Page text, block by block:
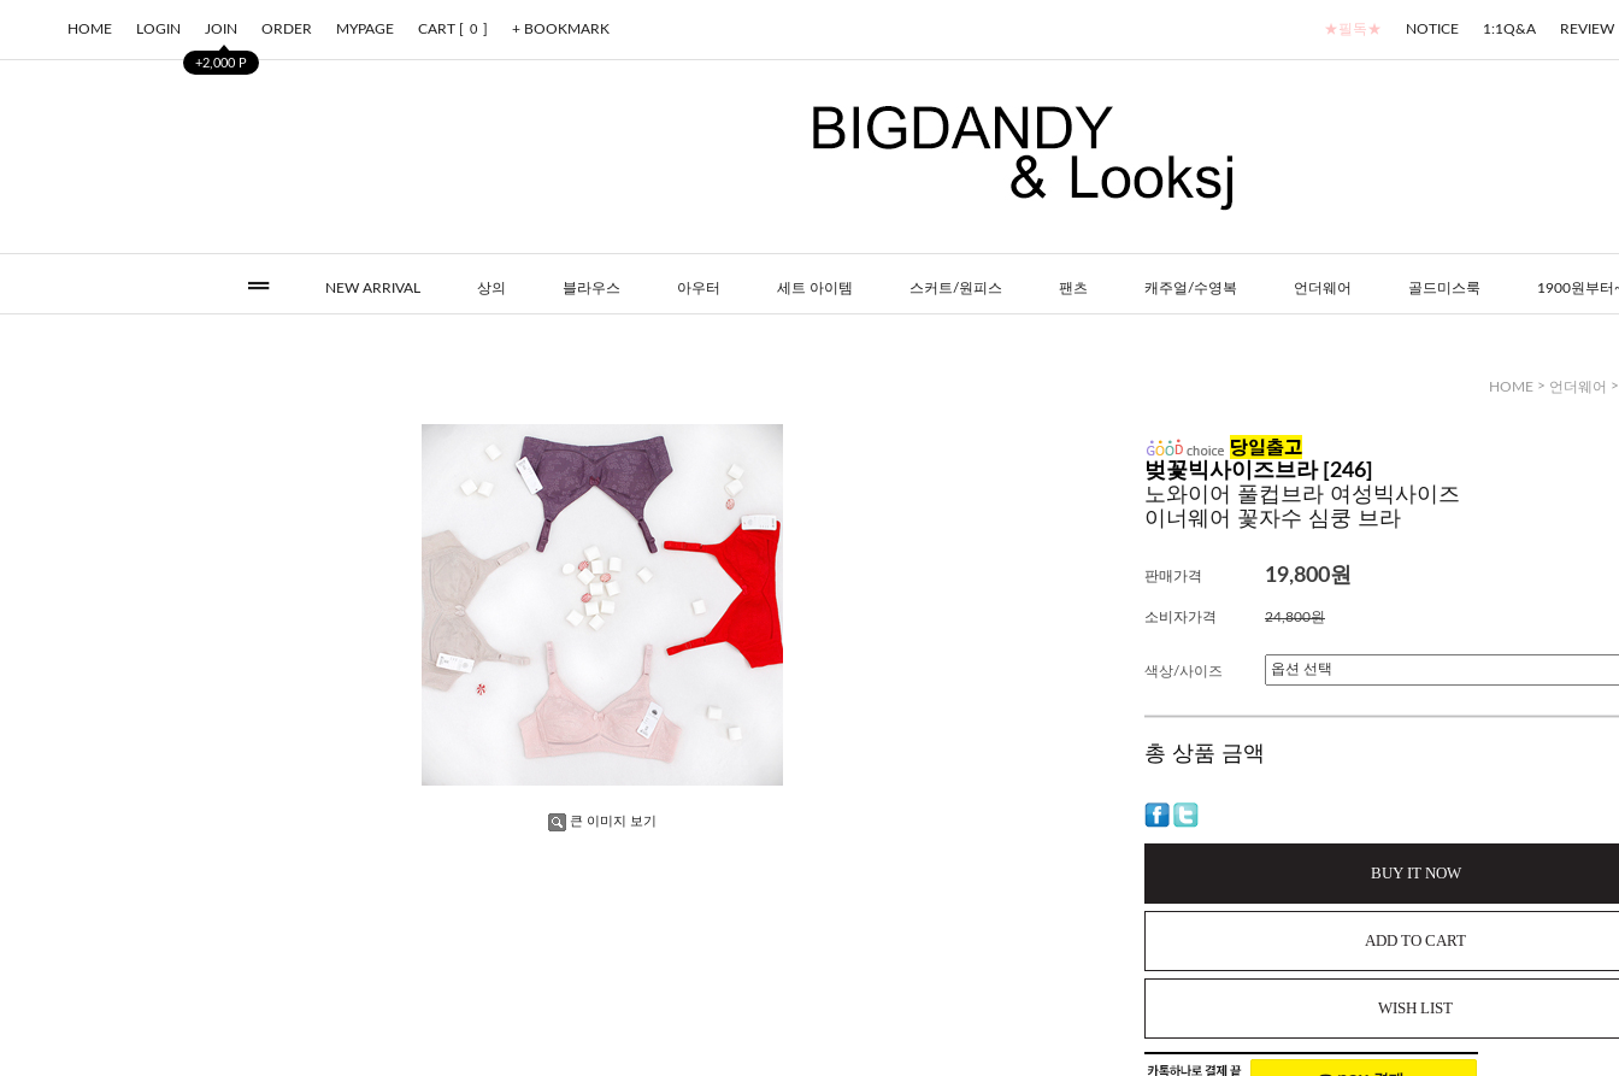
HOME LOGIN JOIN
+2,000 P
ORDER MYPAGE CART [ 0 ] + BOOKMARK ★필독★ NOTICE 1:1Q&A REVIEW
NEW ARRIVAL 상의 블라우스 아우터 세트 아이템 스커트/원피스 팬츠 캐주얼/수영복 언더웨어 골드미스룩 1900원부터
HOME > 언더웨어
큰 이미지 보기
벚꽃빅사이즈브라 [246]
노와이어 풀컵브라 여성빅사이즈
이너웨어 꽃자수 심쿵 브라
판매가격 19,800원
소비자가격 24,800원
색상/사이즈
총 상품 금액
BUY IT NOW
ADD TO CART
WISH LIST